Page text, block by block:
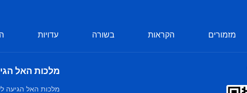
מזמורים הקראות בשורה עדויות
מלכות האל
מלכות האל הגיעה